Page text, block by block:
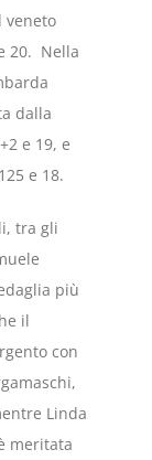
veneto
20. Nella
dalla
e 19, e
e 18.
tra gli
più
il
con
Linda
meritata